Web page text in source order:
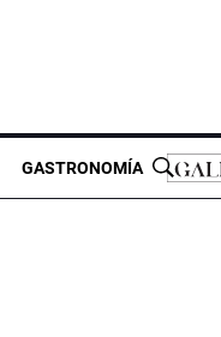
GASTRONOMÍA